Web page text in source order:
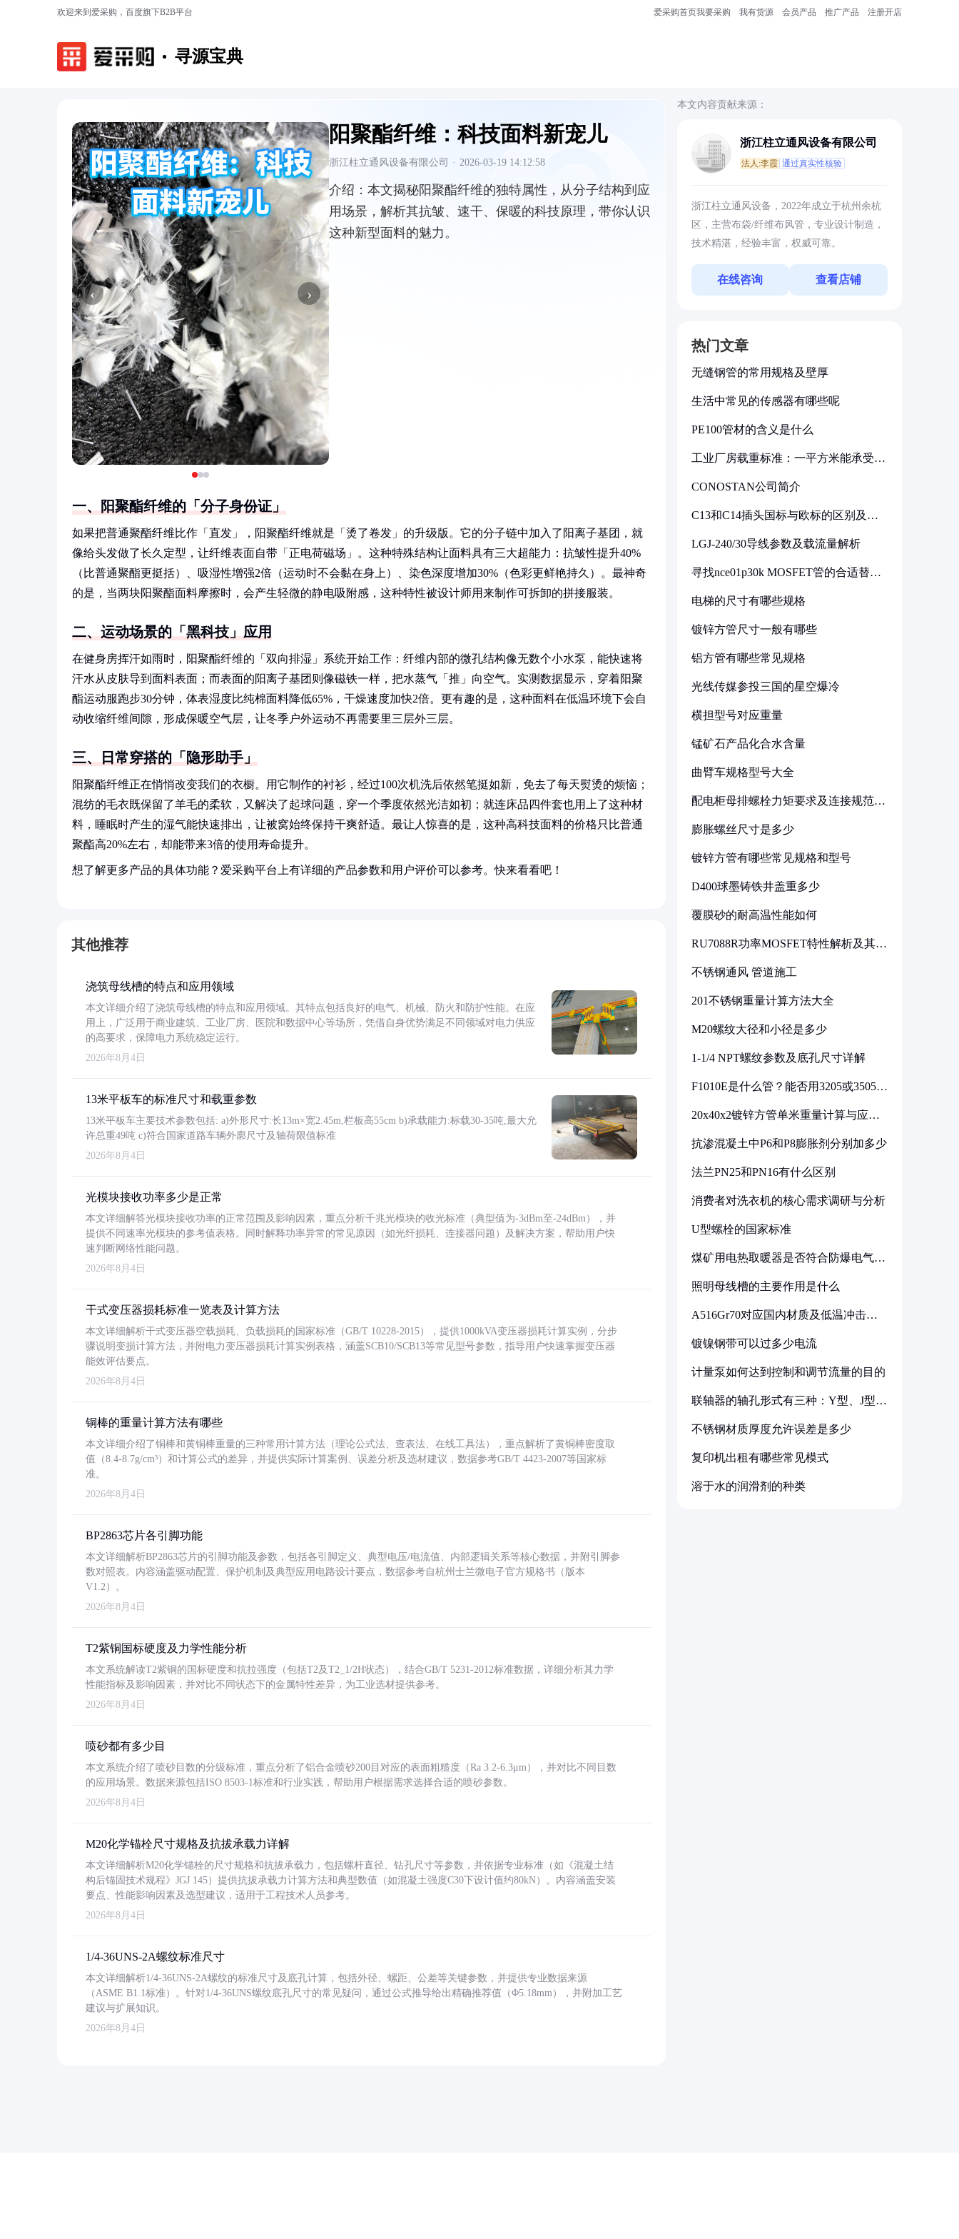
欢迎来到爱采购，百度旗下B2B平台 爱采购首页我要采购 我有货源 会员产品 推广产品 注册开店
寻源宝典
‹ ›
阳聚酯纤维：科技面料新宠儿
浙江柱立通风设备有限公司 · 2026-03-19 14:12:58
介绍： 本文揭秘阳聚酯纤维的独特属性，从分子结构到应
用场景，解析其抗皱、速干、保暖的科技原理，带你认识
这种新型面料的魅力。
一、阳聚酯纤维的「分子身份证」
如果把普通聚酯纤维比作「直发」，阳聚酯纤维就是「烫了卷发」的升级版。它的分子链中加入了阳离子基团，就
像给头发做了长久定型，让纤维表面自带「正电荷磁场」。这种特殊结构让面料具有三大超能力：抗皱性提升40%
（比普通聚酯更挺括）、吸湿性增强2倍（运动时不会黏在身上）、染色深度增加30%（色彩更鲜艳持久）。最神奇
的是，当两块阳聚酯面料摩擦时，会产生轻微的静电吸附感，这种特性被设计师用来制作可拆卸的拼接服装。
二、运动场景的「黑科技」应用
在健身房挥汗如雨时，阳聚酯纤维的「双向排湿」系统开始工作：纤维内部的微孔结构像无数个小水泵，能快速将
汗水从皮肤导到面料表面；而表面的阳离子基团则像磁铁一样，把水蒸气「推」向空气。实测数据显示，穿着阳聚
酯运动服跑步30分钟，体表湿度比纯棉面料降低65%，干燥速度加快2倍。更有趣的是，这种面料在低温环境下会自
动收缩纤维间隙，形成保暖空气层，让冬季户外运动不再需要里三层外三层。
三、日常穿搭的「隐形助手」
阳聚酯纤维正在悄悄改变我们的衣橱。用它制作的衬衫，经过100次机洗后依然笔挺如新，免去了每天熨烫的烦恼；
混纺的毛衣既保留了羊毛的柔软，又解决了起球问题，穿一个季度依然光洁如初；就连床品四件套也用上了这种材
料，睡眠时产生的湿气能快速排出，让被窝始终保持干爽舒适。最让人惊喜的是，这种高科技面料的价格只比普通
聚酯高20%左右，却能带来3倍的使用寿命提升。
想了解更多产品的具体功能？爱采购平台上有详细的产品参数和用户评价可以参考。快来看看吧！
其他推荐
浇筑母线槽的特点和应用领域
本文详细介绍了浇筑母线槽的特点和应用领域。其特点包括良好的电气、机械、防火和防护性能。在应
用上，广泛用于商业建筑、工业厂房、医院和数据中心等场所，凭借自身优势满足不同领域对电力供应
的高要求，保障电力系统稳定运行。
2026年8月4日
13米平板车的标准尺寸和载重参数
13米平板车主要技术参数包括: a)外形尺寸:长13m×宽2.45m,栏板高55cm b)承载能力:标载30-35吨,最大允
许总重49吨 c)符合国家道路车辆外廓尺寸及轴荷限值标准
2026年8月4日
光模块接收功率多少是正常
本文详细解答光模块接收功率的正常范围及影响因素，重点分析千兆光模块的收光标准（典型值为-3dBm至-24dBm），并
提供不同速率光模块的参考值表格。同时解释功率异常的常见原因（如光纤损耗、连接器问题）及解决方案，帮助用户快
速判断网络性能问题。
2026年8月4日
干式变压器损耗标准一览表及计算方法
本文详细解析干式变压器空载损耗、负载损耗的国家标准（GB/T 10228-2015），提供1000kVA变压器损耗计算实例，分步
骤说明变损计算方法，并附电力变压器损耗计算实例表格，涵盖SCB10/SCB13等常见型号参数，指导用户快速掌握变压器
能效评估要点。
2026年8月4日
铜棒的重量计算方法有哪些
本文详细介绍了铜棒和黄铜棒重量的三种常用计算方法（理论公式法、查表法、在线工具法），重点解析了黄铜棒密度取
值（8.4-8.7g/cm³）和计算公式的差异，并提供实际计算案例、误差分析及选材建议，数据参考GB/T 4423-2007等国家标
准。
2026年8月4日
BP2863芯片各引脚功能
本文详细解析BP2863芯片的引脚功能及参数，包括各引脚定义、典型电压/电流值、内部逻辑关系等核心数据，并附引脚参
数对照表。内容涵盖驱动配置、保护机制及典型应用电路设计要点，数据参考自杭州士兰微电子官方规格书（版本
V1.2）。
2026年8月4日
T2紫铜国标硬度及力学性能分析
本文系统解读T2紫铜的国标硬度和抗拉强度（包括T2及T2_1/2H状态），结合GB/T 5231-2012标准数据，详细分析其力学
性能指标及影响因素，并对比不同状态下的金属特性差异，为工业选材提供参考。
2026年8月4日
喷砂都有多少目
本文系统介绍了喷砂目数的分级标准，重点分析了铝合金喷砂200目对应的表面粗糙度（Ra 3.2-6.3μm），并对比不同目数
的应用场景。数据来源包括ISO 8503-1标准和行业实践，帮助用户根据需求选择合适的喷砂参数。
2026年8月4日
M20化学锚栓尺寸规格及抗拔承载力详解
本文详细解析M20化学锚栓的尺寸规格和抗拔承载力，包括螺杆直径、钻孔尺寸等参数，并依据专业标准（如《混凝土结
构后锚固技术规程》JGJ 145）提供抗拔承载力计算方法和典型数值（如混凝土强度C30下设计值约80kN）。内容涵盖安装
要点、性能影响因素及选型建议，适用于工程技术人员参考。
2026年8月4日
1/4-36UNS-2A螺纹标准尺寸
本文详细解析1/4-36UNS-2A螺纹的标准尺寸及底孔计算，包括外径、螺距、公差等关键参数，并提供专业数据来源
（ASME B1.1标准）。针对1/4-36UNS螺纹底孔尺寸的常见疑问，通过公式推导给出精确推荐值（Φ5.18mm），并附加工艺
建议与扩展知识。
2026年8月4日
本文内容贡献来源：
浙江柱立通风设备有限公司
法人:李霞 通过真实性核验
浙江柱立通风设备，2022年成立于杭州余杭
区，主营布袋/纤维布风管，专业设计制造，
技术精湛，经验丰富，权威可靠。
在线咨询 查看店铺
热门文章
无缝钢管的常用规格及壁厚
生活中常见的传感器有哪些呢
PE100管材的含义是什么
工业厂房载重标准：一平方米能承受多
CONOSTAN公司简介
C13和C14插头国标与欧标的区别及其
LGJ-240/30导线参数及载流量解析
寻找nce01p30k MOSFET管的合适替代
电梯的尺寸有哪些规格
镀锌方管尺寸一般有哪些
铝方管有哪些常见规格
光线传媒参投三国的星空爆冷
横担型号对应重量
锰矿石产品化合水含量
曲臂车规格型号大全
配电柜母排螺栓力矩要求及连接规范详
膨胀螺丝尺寸是多少
镀锌方管有哪些常见规格和型号
D400球墨铸铁井盖重多少
覆膜砂的耐高温性能如何
RU7088R功率MOSFET特性解析及其在
不锈钢通风 管道施工
201不锈钢重量计算方法大全
M20螺纹大径和小径是多少
1-1/4 NPT螺纹参数及底孔尺寸详解
F1010E是什么管？能否用3205或3505代
20x40x2镀锌方管单米重量计算与应用
抗渗混凝土中P6和P8膨胀剂分别加多少
法兰PN25和PN16有什么区别
消费者对洗衣机的核心需求调研与分析
U型螺栓的国家标准
煤矿用电热取暖器是否符合防爆电气设
照明母线槽的主要作用是什么
A516Gr70对应国内材质及低温冲击要
镀镍钢带可以过多少电流
计量泵如何达到控制和调节流量的目的
联轴器的轴孔形式有三种：Y型、J型、
不锈钢材质厚度允许误差是多少
复印机出租有哪些常见模式
溶于水的润滑剂的种类